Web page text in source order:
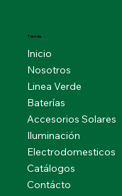
Tienda
Inicio
Nosotros
Linea Verde
Baterías
Accesorios Solares
Iluminación
Electrodomesticos
Catálogos
Contácto